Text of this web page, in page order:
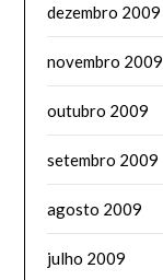
dezembro 2009
novembro 2009
outubro 2009
setembro 2009
agosto 2009
julho 2009